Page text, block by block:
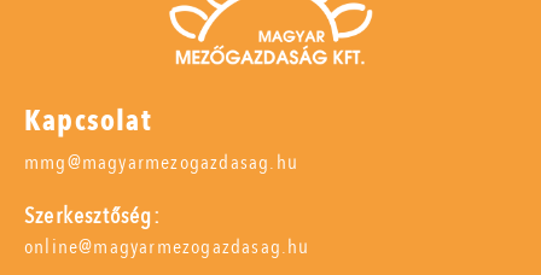
Kapcsolat
mmg@magyarmezogazdasag.hu
Szerkesztőség:
online@magyarmezogazdasag.hu